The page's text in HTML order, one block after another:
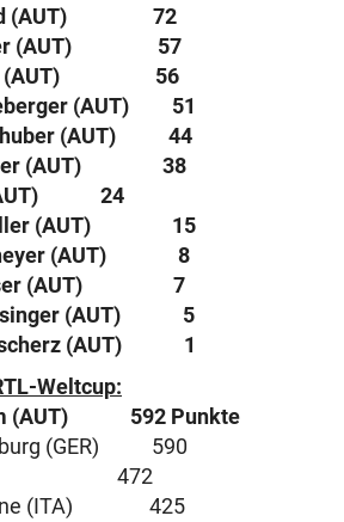
(AUT) 72
(AUT) 57
(AUT) 56
(AUT) 51
(AUT) 44
(AUT) 38
(AUT) 24
(AUT) 15
(AUT) 8
(AUT) 7
(AUT) 5
(AUT) 1
Weltcup:
(AUT) 592 Punkte
(GER) 590
(SUI) 472
(ITA) 425